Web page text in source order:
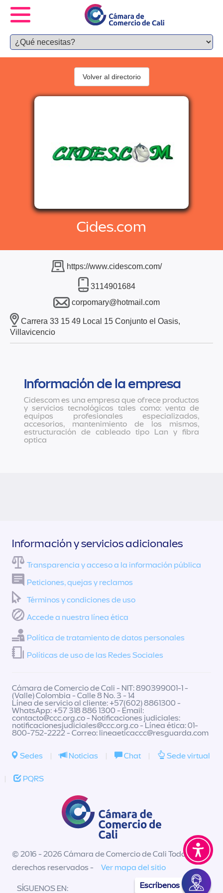
Cides.com
Volver al directorio
https://www.cidescom.com/
3114901684
corpomary@hotmail.com
Carrera 33 15 49 Local 15 Conjunto el Oasis,
Villavicencio
Información de la empresa
Cidescom es una empresa que ofrece productos
y servicios tecnológicos tales como: venta de
equipos profesionales especializados,
accesorios, mantenimiento de los mismos,
estructuración de cableado tipo Lan y fibra
optica
Escríbenos
Información y servicios adicionales
Transparencia y acceso a la información pública
Peticiones, quejas y reclamos
Términos y condiciones de uso
Accede a nuestra línea ética
Política de tratamiento de datos personales
Políticas de uso de las Redes Sociales
Cámara de Comercio de Cali - NIT: 890399001-1 -
(Valle) Colombia - Calle 8 No. 3 - 14
Línea de servicio al cliente: +57(602) 8861300 -
WhatsApp: +57 318 886 1300 - Email:
contacto@ccc.org.co- Notificaciones judiciales:
notificacionesjudiciales@ccc.org.co- Línea ética: 01-
800-752-2222 - Correo: lineaeticaccc@resguarda.com
Sedes | Noticias | Chat | Sede virtual
| PQRS
© 2016 - 2026 Cámara de Comercio de Cali Todos los
derechos reservados -
Ver mapa del sitio
SÍGUENOS EN: